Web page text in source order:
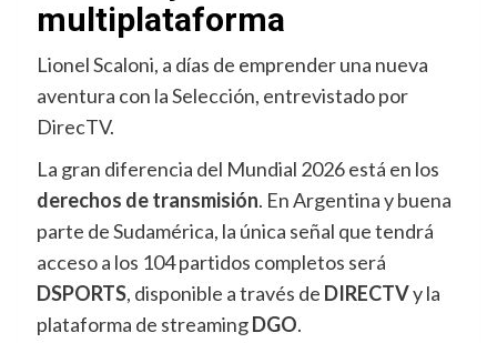
multiplataforma
Lionel Scaloni, a días de emprender una nueva
aventura con la Selección, entrevistado por
DirecTV.
La gran diferencia del Mundial 2026 está en los
derechos de transmisión. En Argentina y buena
parte de Sudamérica, la única señal que tendrá
acceso a los 104 partidos completos será
DSPORTS, disponible a través de DIRECTVy la
plataforma de streamingDGO.